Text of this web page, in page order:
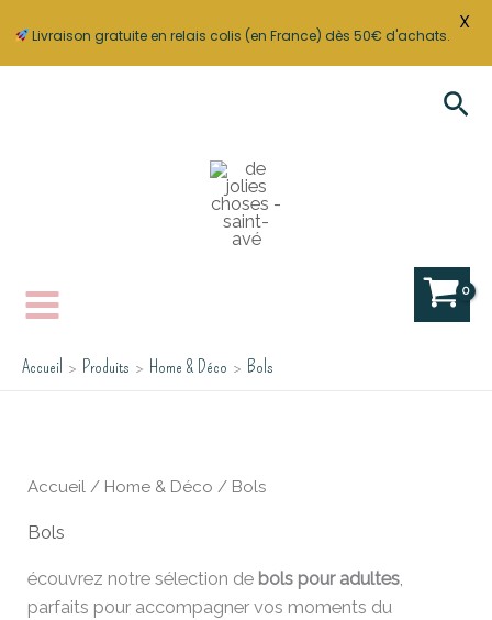
Accueil Produits Home & Déco Bols
Accueil / Home & Déco / Bols
Bols
écouvrez notre sélection de bols pour adultes,
parfaits pour accompagner vos moments du
Livraison gratuite en relais colis (en France) dès 50€ d'achats.
X